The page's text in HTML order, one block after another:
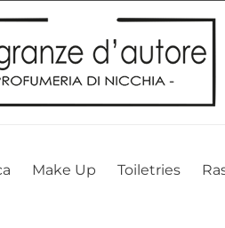
su OK, acconsenti alla nostra
Make Up Toiletries